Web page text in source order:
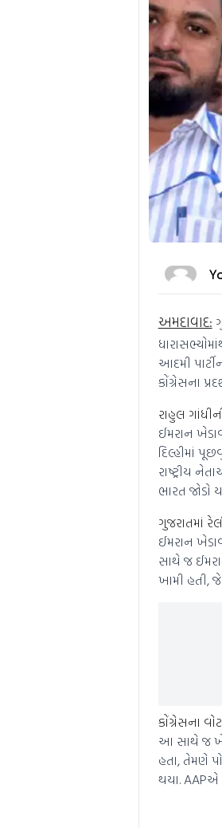
અમદાવાદ:
આદમી
કોંગ્રેસના
રાહુલ
ઈમરાન
દિલ્હીમાં
રાષ્ટ્રીય
ભારત જોડો
ગુજરાતમાં
ઈમરાન
સાથે જ
ખામી હતી,
કોંગ્રેસના
આ સાથે જ
હતા, તેમણે
થયા. AAPએ